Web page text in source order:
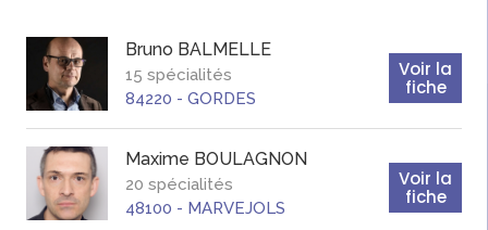
Bruno BALMELLE
15 spécialités
84220 - GORDES
Voir la
fiche
Maxime BOULAGNON
20 spécialités
48100 - MARVEJOLS
Voir la
fiche